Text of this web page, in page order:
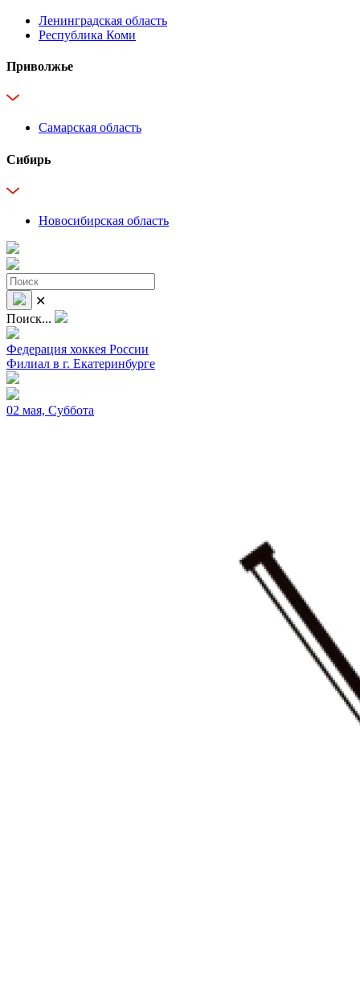
Ленинградская область
Республика Коми
Приволжье
Самарская область
Сибирь
Новосибирская область
✕
Поиск...
Федерация хоккея России
Филиал в г. Екатеринбурге
02 мая, Суббота